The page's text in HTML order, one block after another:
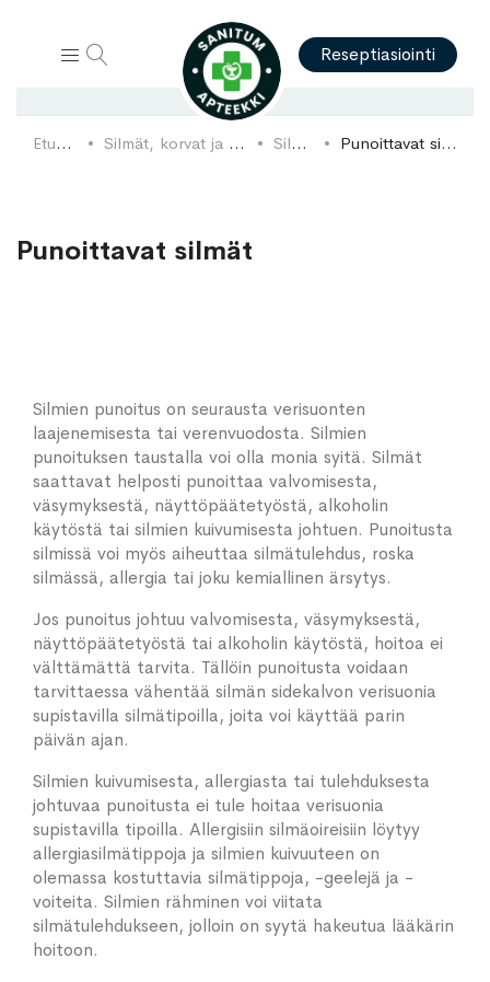
Reseptiasiointi
Etusivu Silmät, korvat ja nenä Silmät Punoittavat silmät
Punoittavat silmät
Silmien punoitus on seurausta verisuonten
laajenemisesta tai verenvuodosta. Silmien
punoituksen taustalla voi olla monia syitä. Silmät
saattavat helposti punoittaa valvomisesta,
väsymyksestä, näyttöpäätetyöstä, alkoholin
käytöstä tai silmien kuivumisesta johtuen. Punoitusta
silmissä voi myös aiheuttaa silmätulehdus, roska
silmässä, allergia tai joku kemiallinen ärsytys.
Jos punoitus johtuu valvomisesta, väsymyksestä,
näyttöpäätetyöstä tai alkoholin käytöstä, hoitoa ei
välttämättä tarvita. Tällöin punoitusta voidaan
tarvittaessa vähentää silmän sidekalvon verisuonia
supistavilla silmätipoilla, joita voi käyttää parin
päivän ajan.
Silmien kuivumisesta, allergiasta tai tulehduksesta
johtuvaa punoitusta ei tule hoitaa verisuonia
supistavilla tipoilla. Allergisiin silmäoireisiin löytyy
allergiasilmätippoja ja silmien kuivuuteen on
olemassa kostuttavia silmätippoja, -geelejä ja -
voiteita. Silmien rähminen voi viitata
silmätulehdukseen, jolloin on syytä hakeutua lääkärin
hoitoon.